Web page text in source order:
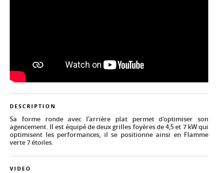
DESCRIPTION
Sa forme ronde avec l'arrière plat permet d'optimiser son
agencement. Il est équipé de deux grilles foyères de 4,5 et 7 kW qui
optimisent les performances, il se positionne ainsi en Flamme
verte 7 étoiles.
VIDEO